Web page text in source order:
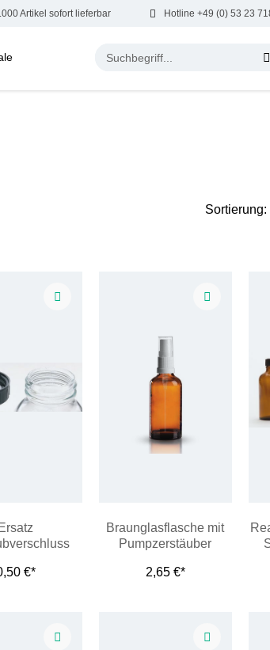
Artikel sofort lieferbar Hotline +49 (0) 53 23
Sortierung:
Ersatz
€*
Braunglasflasche mit
Pumpzerstäuber
2,65 €*